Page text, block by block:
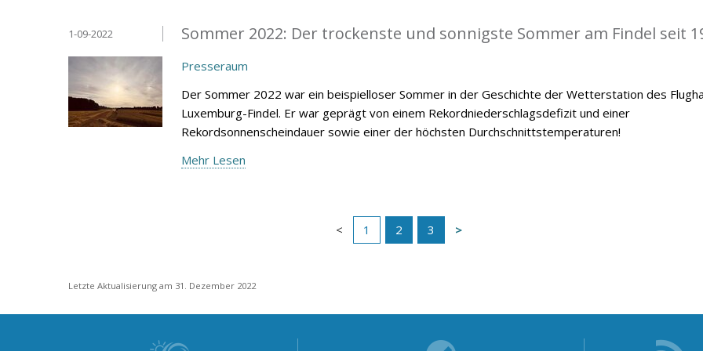
Sommer 2022: Der trockenste und sonnigste Sommer am Findel seit
1-09-2022
Presseraum
Der Sommer 2022 war ein beispielloser Sommer in der Geschichte der Wetterstation des
Luxemburg-Findel. Er war geprägt von einem Rekordniederschlagsdefizit und einer
Rekordsonnenscheindauer sowie einer der höchsten Durchschnittstemperaturen!
Mehr Lesen
1 2 3
Letzte Aktualisierung am 31. Dezember 2022